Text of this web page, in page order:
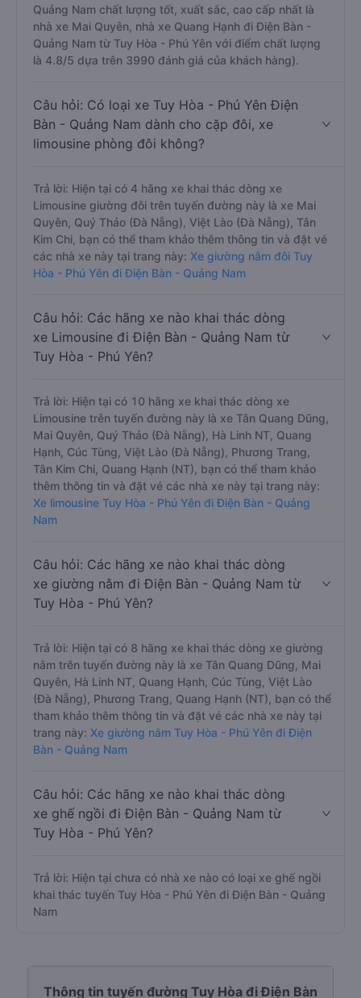
Quảng Nam chất lượng tốt, xuất sắc, cao cấp nhất là
nhà xe Mai Quyên, nhà xe Quang Hạnh đi Điện Bàn -
Quảng Nam từ Tuy Hòa - Phú Yên với điểm chất lượng
là 4.8/5 dựa trên 3990 đánh giá của khách hàng).
Câu hỏi: Có loại xe Tuy Hòa - Phú Yên Điện
Bàn - Quảng Nam dành cho cặp đôi, xe
limousine phòng đôi không?
Trả lời: Hiện tại có 4 hãng xe khai thác dòng xe
Limousine giường đôi trên tuyến đường này là xe Mai
Quyên, Quý Thảo (Đà Nẵng), Việt Lào (Đà Nẵng), Tân
Kim Chi, bạn có thể tham khảo thêm thông tin và đặt vé
các nhà xe này tại trang này: Xe giường nằm đôi Tuy
Hòa - Phú Yên đi Điện Bàn - Quảng Nam
Câu hỏi: Các hãng xe nào khai thác dòng
xe Limousine đi Điện Bàn - Quảng Nam từ
Tuy Hòa - Phú Yên?
Trả lời: Hiện tại có 10 hãng xe khai thác dòng xe
Limousine trên tuyến đường này là xe Tân Quang Dũng,
Mai Quyên, Quý Thảo (Đà Nẵng), Hà Linh NT, Quang
Hạnh, Cúc Tùng, Việt Lào (Đà Nẵng), Phương Trang,
Tân Kim Chi, Quang Hạnh (NT), bạn có thể tham khảo
thêm thông tin và đặt vé các nhà xe này tại trang này:
Xe limousine Tuy Hòa - Phú Yên đi Điện Bàn - Quảng
Nam
Câu hỏi: Các hãng xe nào khai thác dòng
xe giường nằm đi Điện Bàn - Quảng Nam từ
Tuy Hòa - Phú Yên?
Trả lời: Hiện tại có 8 hãng xe khai thác dòng xe giường
nằm trên tuyến đường này là xe Tân Quang Dũng, Mai
Quyên, Hà Linh NT, Quang Hạnh, Cúc Tùng, Việt Lào
(Đà Nẵng), Phương Trang, Quang Hạnh (NT), bạn có thể
tham khảo thêm thông tin và đặt vé các nhà xe này tại
trang này: Xe giường nằm Tuy Hòa - Phú Yên đi Điện
Bàn - Quảng Nam
Câu hỏi: Các hãng xe nào khai thác dòng
xe ghế ngồi đi Điện Bàn - Quảng Nam từ
Tuy Hòa - Phú Yên?
Trả lời: Hiện tại chưa có nhà xe nào có loại xe ghế ngồi
khai thác tuyến Tuy Hòa - Phú Yên đi Điện Bàn - Quảng
Nam
Thông tin tuyến đường Tuy Hòa đi Điện Bàn